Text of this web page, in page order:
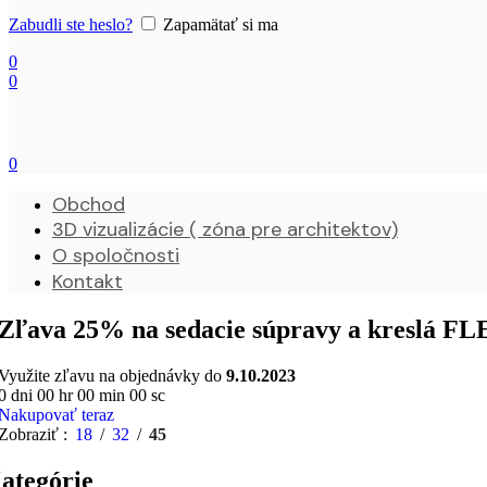
Zabudli ste heslo?
Zapamätať si ma
0
0
0
Obchod
3D vizualizácie ( zóna pre architektov)
O spoločnosti
Kontakt
25% na sedacie súpravy a kreslá
zľavu na objednávky do 9.10.2023
dni 00 hr00 min 00 sc
teraz
18 32 45